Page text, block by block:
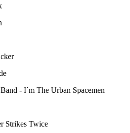
- I´m The Urban Spacemen
Strikes Twice